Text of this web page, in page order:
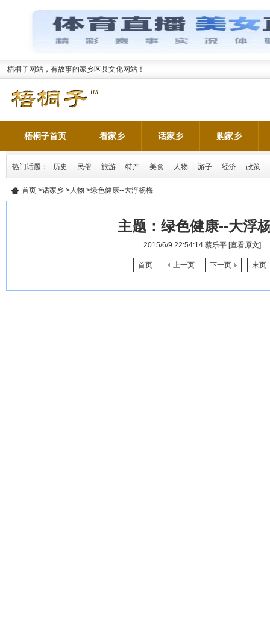
梧桐子网站，有故事的家乡区县文化网站！
梧桐子首页 看家乡 话家乡 购家乡
热门话题： 历史 民俗 旅游 特产 美食 人物 游子 经济 政策
首页 >话家乡 >人物 >绿色健康--大浮杨梅
主题： 绿色健康--大浮
2015/6/9 22:54:14 蔡乐平 [查看原文]
首页 上一页 下一页 末页